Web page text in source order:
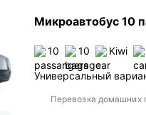
Микроавтобус 10
10 10 Kiwi
Универсальный
Перевозка домашних